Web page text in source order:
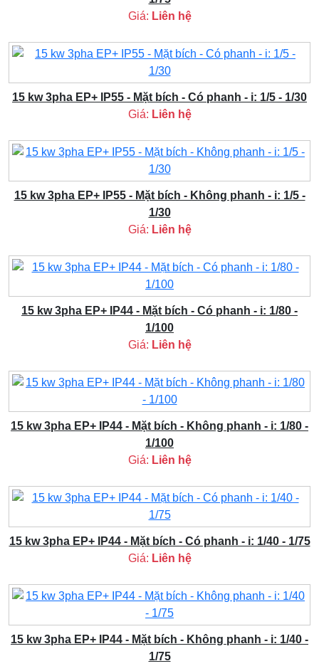
Giá: Liên hệ
15 kw 3pha EP+ IP55 - Mặt bích - Có phanh - i: 1/5 - 1/30
Giá: Liên hệ
15 kw 3pha EP+ IP55 - Mặt bích - Không phanh - i: 1/5 -
1/30
Giá: Liên hệ
15 kw 3pha EP+ IP44 - Mặt bích - Có phanh - i: 1/80 -
1/100
Giá: Liên hệ
15 kw 3pha EP+ IP44 - Mặt bích - Không phanh - i: 1/80 -
1/100
Giá: Liên hệ
15 kw 3pha EP+ IP44 - Mặt bích - Có phanh - i: 1/40 - 1/75
Giá: Liên hệ
15 kw 3pha EP+ IP44 - Mặt bích - Không phanh - i: 1/40 -
1/75